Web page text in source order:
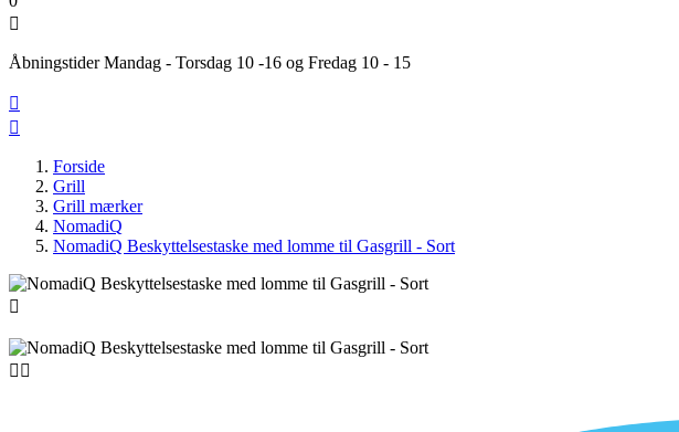

Åbningstider Mandag - Torsdag 10 -16 og Fredag 10 - 15


Forside
Grill
Grill mærker
NomadiQ
NomadiQ Beskyttelsestaske med lomme til Gasgrill - Sort

 